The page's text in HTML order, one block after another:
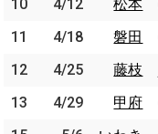
10 4/12 松本
11
4/18 磐田
12
4/25 藤枝
13
4/29 甲府
10 4/12
松本
11
4/18
磐田
12
4/25
藤枝
13
4/29
甲府